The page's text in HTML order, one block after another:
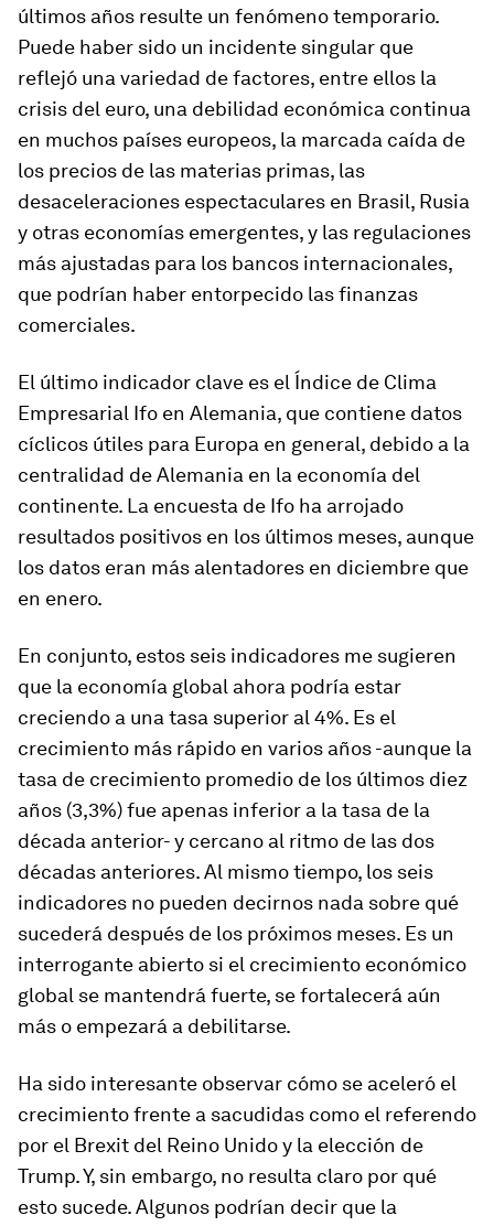
últimos años resulte un fenómeno temporario.
Puede haber sido un incidente singular que
reflejó una variedad de factores, entre ellos la
crisis del euro, una debilidad económica continua
en muchos países europeos, la marcada caída de
los precios de las materias primas, las
desaceleraciones espectaculares en Brasil, Rusia
y otras economías emergentes, y las regulaciones
más ajustadas para los bancos internacionales,
que podrían haber entorpecido las finanzas
comerciales.
El último indicador clave es el Índice de Clima
Empresarial Ifo en Alemania, que contiene datos
cíclicos útiles para Europa en general, debido a la
centralidad de Alemania en la economía del
continente. La encuesta de Ifo ha arrojado
resultados positivos en los últimos meses, aunque
los datos eran más alentadores en diciembre que
en enero.
En conjunto, estos seis indicadores me sugieren
que la economía global ahora podría estar
creciendo a una tasa superior al 4%. Es el
crecimiento más rápido en varios años -aunque la
tasa de crecimiento promedio de los últimos diez
años (3,3%) fue apenas inferior a la tasa de la
década anterior- y cercano al ritmo de las dos
décadas anteriores. Al mismo tiempo, los seis
indicadores no pueden decirnos nada sobre qué
sucederá después de los próximos meses. Es un
interrogante abierto si el crecimiento económico
global se mantendrá fuerte, se fortalecerá aún
más o empezará a debilitarse.
Ha sido interesante observar cómo se aceleró el
crecimiento frente a sacudidas como el referendo
por el Brexit del Reino Unido y la elección de
Trump. Y, sin embargo, no resulta claro por qué
esto sucede. Algunos podrían decir que la